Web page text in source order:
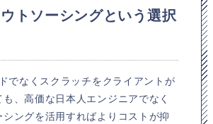
トソーシングという選択
でなくスクラッチをクライアントが
、高価な日本人エンジニアでなく
ングを活用すればよりコストが抑